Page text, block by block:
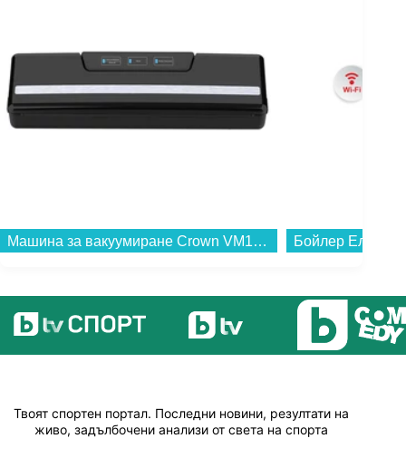
Твоят спортен портал. Последни новини, резултати на
живо, задълбочени анализи от света на спорта